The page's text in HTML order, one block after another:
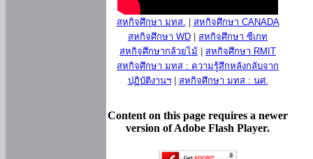
สหกิจศึกษา มทส.
สหกิจศึกษา CANADA
สหกิจศึกษา WD
สหกิจศึกษา ซีเกท
สหกิจศึกษากล้วยไม้
สหกิจศึกษา RMIT
สหกิจศึกษา มทส : ความรู้สึกหลังกลับจาก
ปฏิบัติงานฯ| สหกิจศึกษา มทส : นศ.
Content on this page requires a newer
version of Adobe Flash Player.